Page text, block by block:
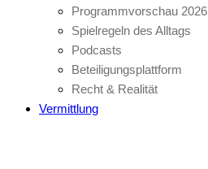
Programmvorschau 2026
Spielregeln des Alltags
Podcasts
Beteiligungsplattform
Recht & Realität
Vermittlung